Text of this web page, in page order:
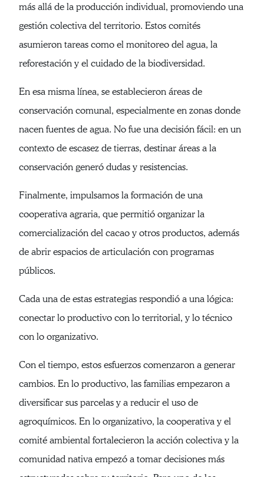
más allá de la producción individual, promoviendo una
gestión colectiva del territorio. Estos comités
asumieron tareas como el monitoreo del agua, la
reforestación y el cuidado de la biodiversidad.
En esa misma línea, se establecieron áreas de
conservación comunal, especialmente en zonas donde
nacen fuentes de agua. No fue una decisión fácil: en un
contexto de escasez de tierras, destinar áreas a la
conservación generó dudas y resistencias.
Finalmente, impulsamos la formación de una
cooperativa agraria, que permitió organizar la
comercialización del cacao y otros productos, además
de abrir espacios de articulación con programas
públicos.
Cada una de estas estrategias respondió a una lógica:
conectar lo productivo con lo territorial, y lo técnico
con lo organizativo.
Con el tiempo, estos esfuerzos comenzaron a generar
cambios. En lo productivo, las familias empezaron a
diversificar sus parcelas y a reducir el uso de
agroquímicos. En lo organizativo, la cooperativa y el
comité ambiental fortalecieron la acción colectiva y la
comunidad nativa empezó a tomar decisiones más